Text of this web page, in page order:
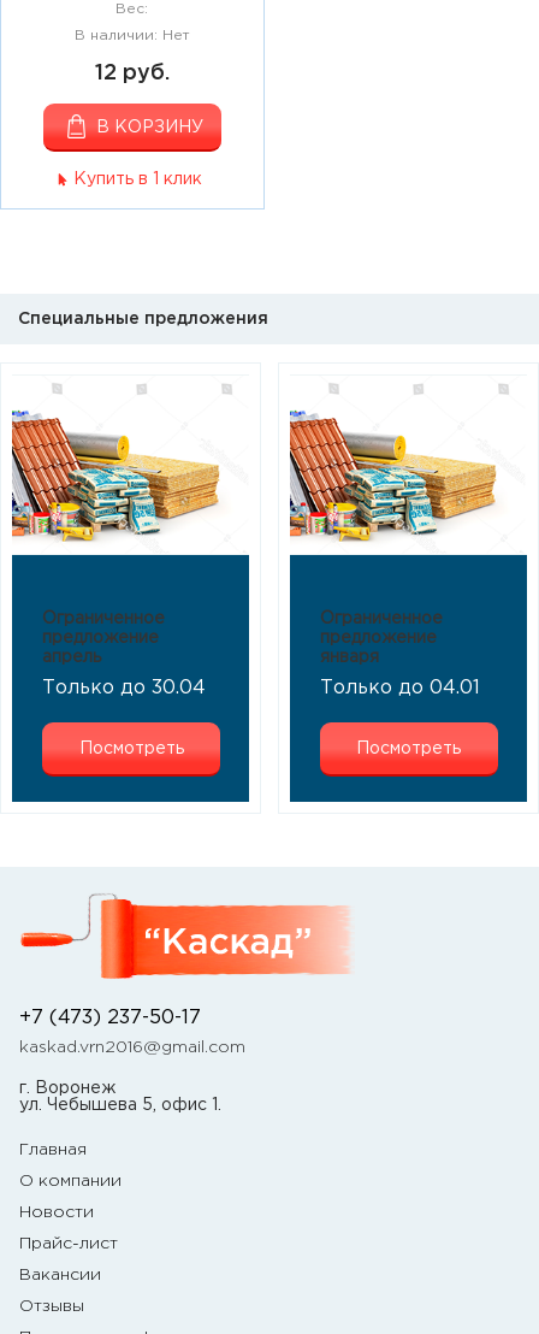
Вес:
В наличии: Нет
12 руб.
В КОРЗИНУ
Купить в 1 клик
Специальные предложения
Ограниченное
предложение
апрель
Только до 30.04
Посмотреть
Ограниченное
предложение
января
Только до 04.01
Посмотреть
+7 (473) 237-50-17
kaskad.vrn2016@gmail.com
г. Воронеж
ул. Чебышева 5, офис 1.
Главная
О компании
Новости
Прайс-лист
Вакансии
Отзывы